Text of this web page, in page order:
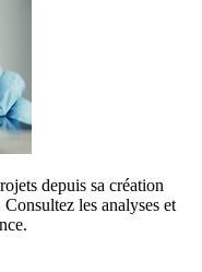
depuis sa création
les analyses et